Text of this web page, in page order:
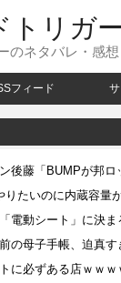
トリガ
のネタバレ・感
フィード